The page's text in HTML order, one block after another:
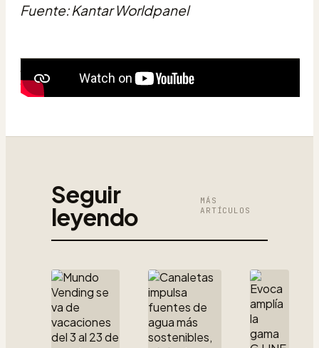
Fuente: Kantar Worldpanel
Seguir
leyendo
MÁS
ARTÍCULOS